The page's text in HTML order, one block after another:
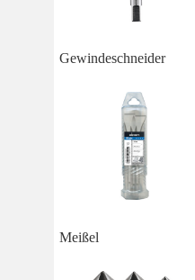
Gewindeschneider
Meißel